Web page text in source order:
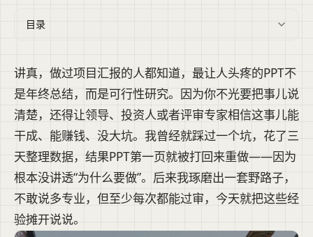
目录
讲真，做过项目汇报的人都知道，最让人头疼的PPT不
是年终总结，而是可行性研究。因为你不光要把事儿说
清楚，还得让领导、投资人或者评审专家相信这事儿能
干成、能赚钱、没大坑。我曾经就踩过一个坑，花了三
天整理数据，结果PPT第一页就被打回来重做——因为
根本没讲透“为什么要做”。后来我琢磨出一套野路子，
不敢说多专业，但至少每次都能过审，今天就把这些经
验摊开说说。